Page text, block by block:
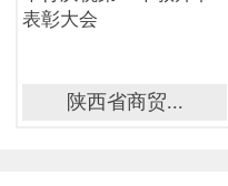
陕西省商贸...